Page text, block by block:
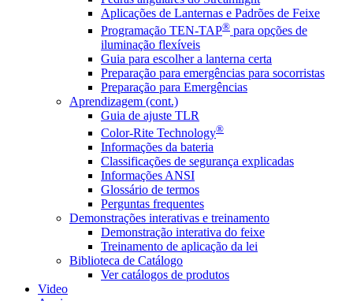
Aplicações de Lanternas e Padrões de Feixe
Programação TEN-TAP® para opções de
iluminação flexíveis
Guia para escolher a lanterna certa
Preparação para emergências para socorristas
Preparação para Emergências
Aprendizagem (cont.)
Guia de ajuste TLR
Color-Rite Technology®
Informações da bateria
Classificações de segurança explicadas
Informações ANSI
Glossário de termos
Perguntas frequentes
Demonstrações interativas e treinamento
Demonstração interativa do feixe
Treinamento de aplicação da lei
Biblioteca de Catálogo
Ver catálogos de produtos
Video